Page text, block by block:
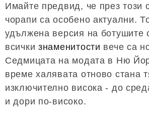
Имайте предвид, че през този
чорапи са особено актуални.
удължена версия на ботушите
всичкизнаменитости вече са
Седмицата на модата в Ню
време халявата отново стана
изключително висока - до
и дори по-високо.